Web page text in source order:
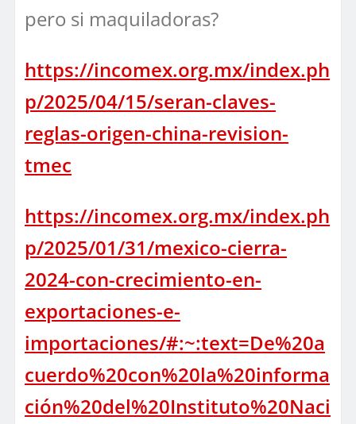
pero si maquiladoras?
https://incomex.org.mx/index.ph
p/2025/04/15/seran-claves-
reglas-origen-china-revision-
tmec
https://incomex.org.mx/index.ph
p/2025/01/31/mexico-cierra-
2024-con-crecimiento-en-
exportaciones-e-
importaciones/#:~:text=De%20a
cuerdo%20con%20la%20informa
ción%20del%20Instituto%20Naci